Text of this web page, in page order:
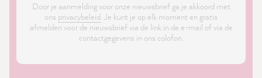
Door je aanmelding voor onze nieuwsbrief ga je akkoord met
ons privacybeleid. Je kunt je op elk moment en gratis
afmelden voor de nieuwsbrief via de link in de e-mail of via de
contactgegevens in ons colofon.